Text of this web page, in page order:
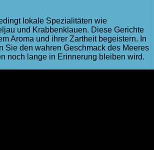
lokale Spezialitäten wie
und Krabbenklauen. Diese Gerichte
Aroma und ihrer Zartheit begeistern. In
Sie den wahren Geschmack des Meeres
noch lange in Erinnerung bleiben wird.